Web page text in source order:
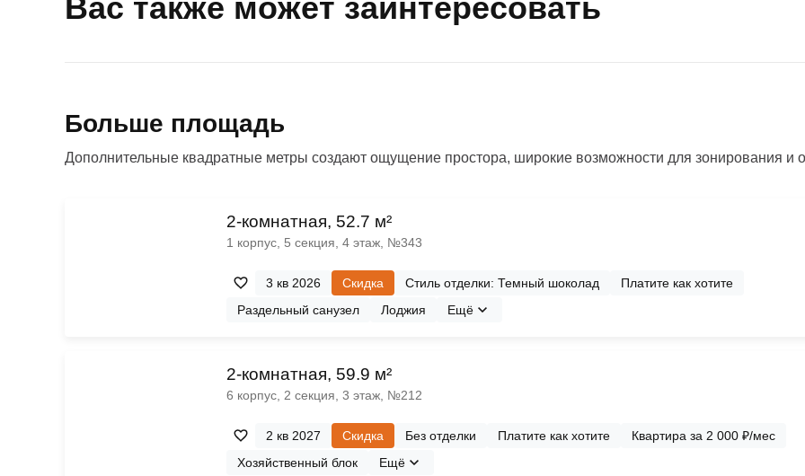
Больше площадь
Дополнительные квадратные метры создают ощущение простора, широкие возможности для зонирования и
2-комнатная, 52.7 м²
1 корпус, 5 секция, 4 этаж, №343
3 кв 2026 Скидка Стиль отделки: Темный шоколад
Платите как хотите
Раздельный санузел
Лоджия Ещё
2-комнатная, 59.9 м²
6 корпус, 2 секция, 3 этаж, №212
2 кв 2027 Скидка Без отделки Платите как хотите
Квартира за 2 000 ₽/мес
Хозяйственный блок
Ещё